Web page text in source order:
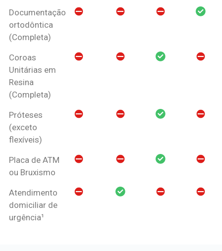
Documentação
ortodôntica
(Completa)
Coroas
Unitárias em
Resina
(Completa)
Próteses
(exceto
flexíveis)
Placa de ATM
ou Bruxismo
Atendimento
domiciliar de
urgência¹